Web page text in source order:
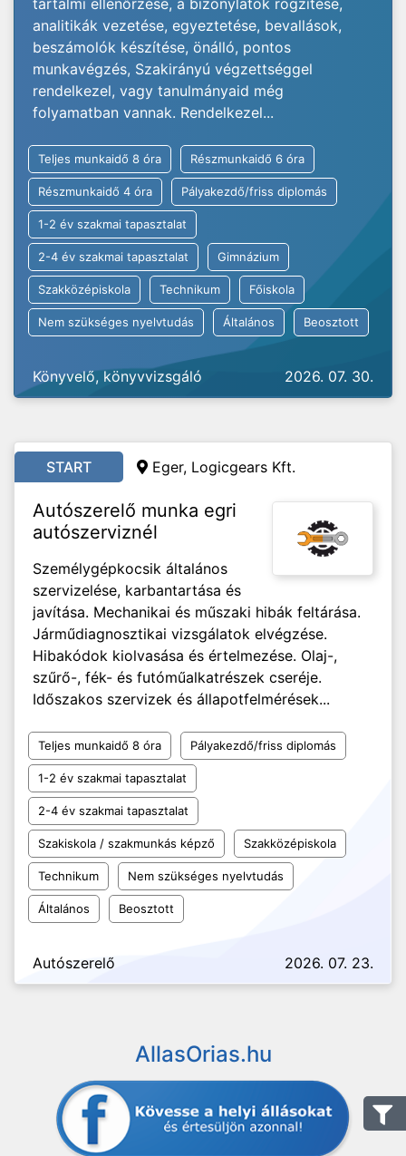
tartalmi ellenőrzése, a bizonylatok rögzítése,
analitikák vezetése, egyeztetése, bevallások,
beszámolók készítése, önálló, pontos
munkavégzés, Szakirányú végzettséggel
rendelkezel, vagy tanulmányaid még
folyamatban vannak. Rendelkezel...
Teljes munkaidő 8 óra Részmunkaidő 6 óra
Részmunkaidő 4 óra Pályakezdő/friss diplomás
1-2 év szakmai tapasztalat
2-4 év szakmai tapasztalat Gimnázium
Szakközépiskola Technikum Főiskola
Nem szükséges nyelvtudás Általános Beosztott
Könyvelő, könyvvizsgáló 2026. 07. 30.
START Eger, Logicgears Kft.
Autószerelő munka egri
autószerviznél
Személygépkocsik általános
szervizelése, karbantartása és
javítása. Mechanikai és műszaki hibák feltárása.
Járműdiagnosztikai vizsgálatok elvégzése.
Hibakódok kiolvasása és értelmezése. Olaj-,
szűrő-, fék- és futóműalkatrészek cseréje.
Időszakos szervizek és állapotfelmérések...
Teljes munkaidő 8 óra Pályakezdő/friss diplomás
1-2 év szakmai tapasztalat
2-4 év szakmai tapasztalat
Szakiskola / szakmunkás képző Szakközépiskola
Technikum Nem szükséges nyelvtudás
Általános Beosztott
Autószerelő 2026. 07. 23.
AllasOrias.hu